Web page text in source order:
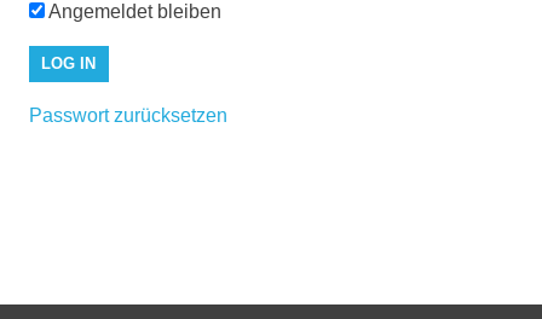
Angemeldet bleiben
Passwort zurücksetzen